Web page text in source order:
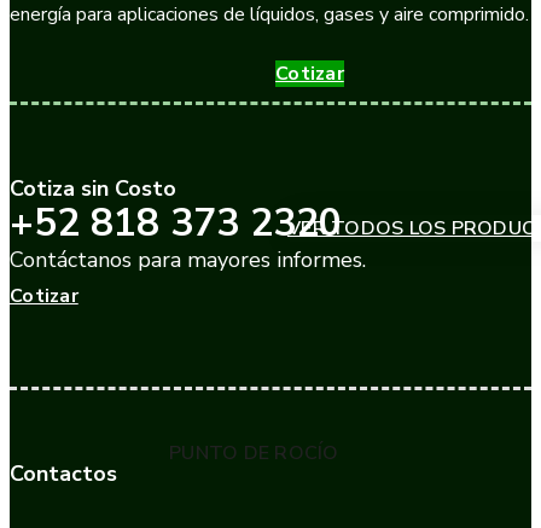
Cotizar
VER TODOS LOS
PUNTO DE ROCÍO
energía para aplicaciones de líquidos, gases y aire comprimido.
Cotiza sin Costo
+52 818 373 2320
Contáctanos para mayores informes.
Cotizar
Contactos